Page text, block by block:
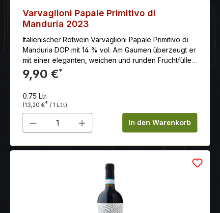
Varvaglioni Papale Primitivo di
Manduria 2023
Italienischer Rotwein Varvaglioni Papale Primitivo di
Manduria DOP mit 14 % vol. Am Gaumen überzeugt er
mit einer eleganten, weichen und runden Fruchtfülle
sowie einem langen, angenehmen Nachhall.
9,90 €*
0.75 Ltr.
(13,20 €* / 1 Ltr.)
Produkt Anzahl: Gib denIn den Warenkorb